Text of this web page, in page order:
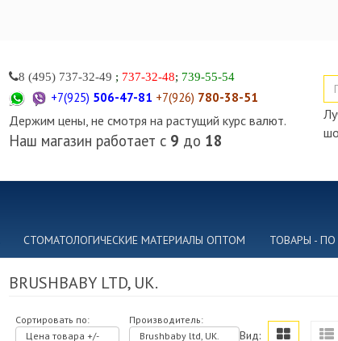
8 (495) 737-32-49 ; 737-32-48; 739-55-54
+7(925) 506-47-81 +7(926) 780-38-51
Держим цены, не смотря на растущий курс валют.
Наш магазин работает с 9 до 18
СТОМАТОЛОГИЧЕСКИЕ МАТЕРИАЛЫ ОПТОМ ТОВАРЫ -
BRUSHBABY LTD, UK.
Сортировать по:
Цена товара +/-
Производитель:
Brushbaby ltd, UK.
Вид: